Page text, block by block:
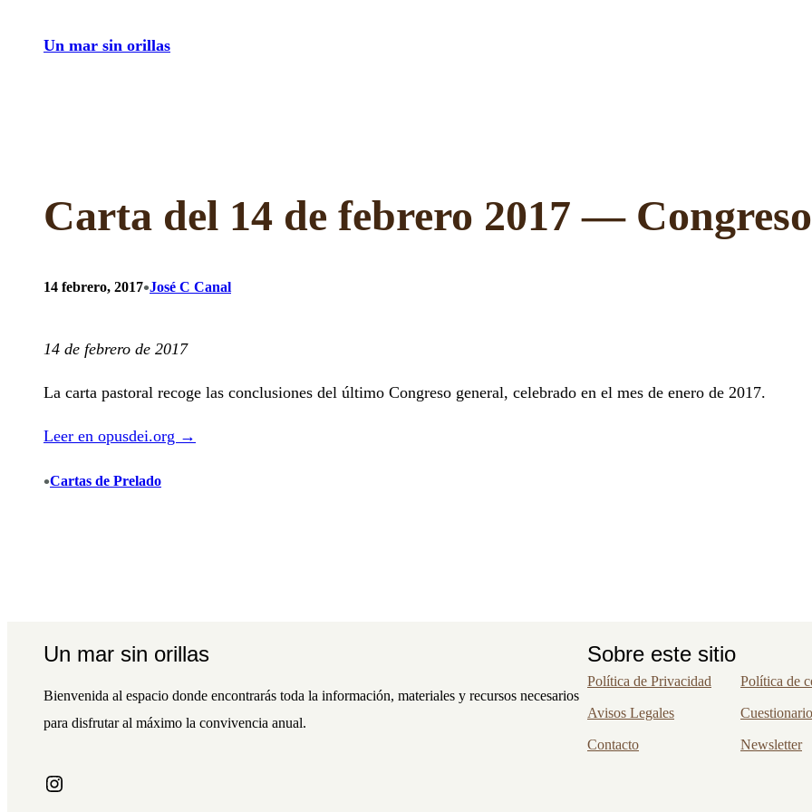
Un mar sin orillas
Carta del 14 de febrero 2017 — Congreso
14 febrero, 2017•José C Canal
14 de febrero de 2017
La carta pastoral recoge las conclusiones del último Congreso general, celebrado en el mes de enero de 2017.
Leer en opusdei.org →
•Cartas de Prelado
Un mar sin orillas
Bienvenida al espacio donde encontrarás toda la información, materiales y recursos necesarios
para disfrutar al máximo la convivencia anual.
Instagram
Sobre este sitio
Política de Privacidad
Avisos Legales
Contacto
Política de
Cuestionario
Newsletter